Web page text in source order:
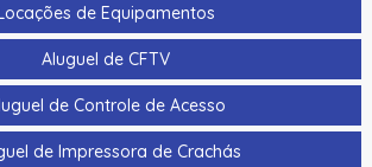
de Equipamentos
Aluguel de CFTV
de Controle de Acesso
de Impressora de Crachás